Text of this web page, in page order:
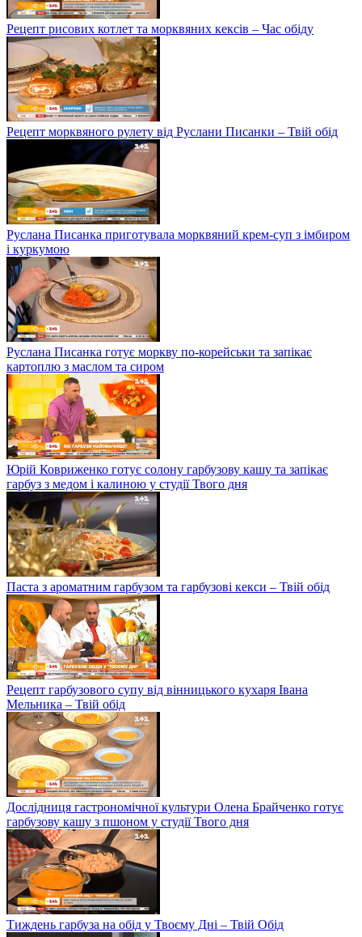
Рецепт рисових котлет та морквяних кексів – Час обіду
Рецепт морквяного рулету від Руслани Писанки – Твій обід
Руслана Писанка приготувала морквяний крем-суп з імбиром
і куркумою
Руслана Писанка готує моркву по-корейськи та запікає
картоплю з маслом та сиром
Юрій Ковриженко готує солону гарбузову кашу та запікає
гарбуз з медом і калиною у студії Твого дня
Паста з ароматним гарбузом та гарбузові кекси – Твій обід
Рецепт гарбузового супу від вінницького кухаря Івана
Мельника – Твій обід
Дослідниця гастрономічної культури Олена Брайченко готує
гарбузову кашу з пшоном у студії Твого дня
Тиждень гарбуза на обід у Твоєму Дні – Твій Обід